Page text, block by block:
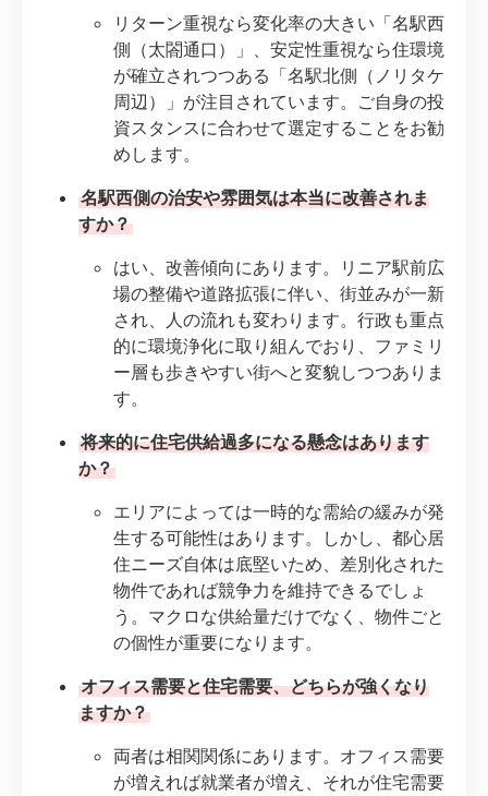
リターン重視なら変化率の大きい「名駅西
側（太閤通口）」、安定性重視なら住環境
が確立されつつある「名駅北側（ノリタケ
周辺）」が注目されています。ご自身の投
資スタンスに合わせて選定することをお勧
めします。
名駅西側の治安や雰囲気は本当に改善されま
すか？
はい、改善傾向にあります。リニア駅前広
場の整備や道路拡張に伴い、街並みが一新
され、人の流れも変わります。行政も重点
的に環境浄化に取り組んでおり、ファミリ
ー層も歩きやすい街へと変貌しつつありま
す。
将来的に住宅供給過多になる懸念はあります
か？
エリアによっては一時的な需給の緩みが発
生する可能性はあります。しかし、都心居
住ニーズ自体は底堅いため、差別化された
物件であれば競争力を維持できるでしょ
う。マクロな供給量だけでなく、物件ごと
の個性が重要になります。
オフィス需要と住宅需要、どちらが強くなり
ますか？
両者は相関関係にあります。オフィス需要
が増えれば就業者が増え、それが住宅需要